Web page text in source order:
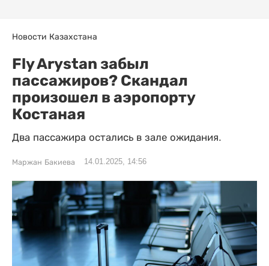
Новости Казахстана
Fly Arystan забыл
пассажиров? Скандал
произошел в аэропорту
Костаная
Два пассажира остались в зале ожидания.
Маржан Бакиева 14.01.2025, 14:56